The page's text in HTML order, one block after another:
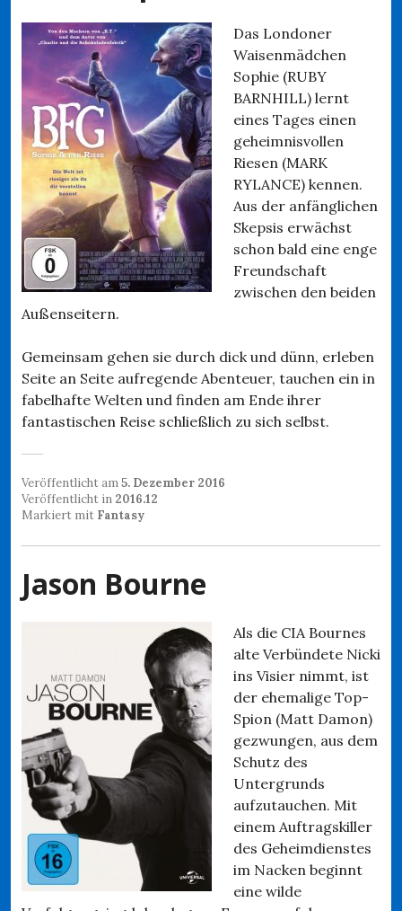
Das Londoner
Waisenmädchen
Sophie (RUBY
BARNHILL) lernt
eines Tages einen
geheimnisvollen
Riesen (MARK
RYLANCE) kennen.
Aus der anfänglichen
Skepsis erwächst
schon bald eine enge
Freundschaft
zwischen den beiden
Außenseitern.
Gemeinsam gehen sie durch dick und dünn, erleben
Seite an Seite aufregende Abenteuer, tauchen ein in
fabelhafte Welten und finden am Ende ihrer
fantastischen Reise schließlich zu sich selbst.
Veröffentlicht am5. Dezember 2016
Veröffentlicht in 2016.12
Markiert mit Fantasy
Jason Bourne
Als die CIA Bournes
alte Verbündete Nicki
ins Visier nimmt, ist
der ehemalige Top-
Spion (Matt Damon)
gezwungen, aus dem
Schutz des
Untergrunds
aufzutauchen. Mit
einem Auftragskiller
des Geheimdienstes
im Nacken beginnt
eine wilde